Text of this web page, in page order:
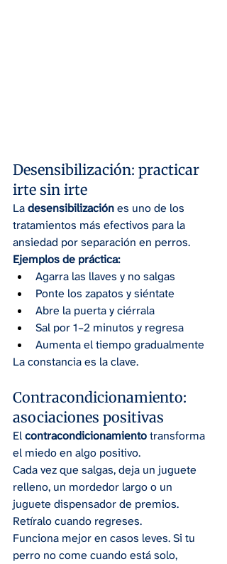
Desensibilización: practicar
irte sin irte
La desensibilización es uno de los
tratamientos más efectivos para la
ansiedad por separación en perros.
Ejemplos de práctica:
Agarra las llaves y no salgas
Ponte los zapatos y siéntate
Abre la puerta y ciérrala
Sal por 1–2 minutos y regresa
Aumenta el tiempo gradualmente
La constancia es la clave.
Contracondicionamiento:
asociaciones positivas
El contracondicionamiento transforma
el miedo en algo positivo.
Cada vez que salgas, deja un juguete
relleno, un mordedor largo o un
juguete dispensador de premios.
Retíralo cuando regreses.
Funciona mejor en casos leves. Si tu
perro no come cuando está solo,